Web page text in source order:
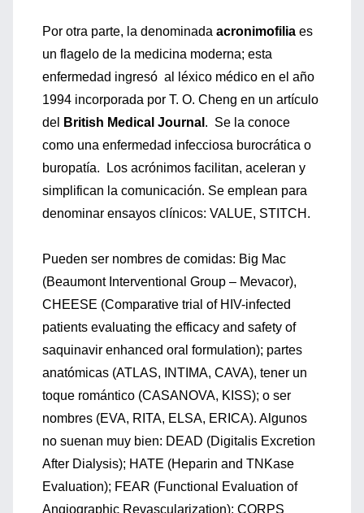
Por otra parte, la denominada acronimofilia es
un flagelo de la medicina moderna; esta
enfermedad ingresó al léxico médico en el año
1994 incorporada por T. O. Cheng en un artículo
del
British Medical Journal . Se la conoce
como una enfermedad infecciosa burocrática o
buropatía. Los acrónimos facilitan, aceleran y
simplifican la comunicación. Se emplean para
denominar ensayos clínicos: VALUE, STITCH.
Pueden ser nombres de comidas: Big Mac
(Beaumont Interventional Group – Mevacor),
CHEESE (Comparative trial of HIV-infected
patients evaluating the efficacy and safety of
saquinavir enhanced oral formulation); partes
anatómicas (ATLAS, INTIMA, CAVA), tener un
toque romántico (CASANOVA, KISS); o ser
nombres (EVA, RITA, ELSA, ERICA). Algunos
no suenan muy bien: DEAD (Digitalis Excretion
After Dialysis); HATE (Heparin and TNKase
Evaluation); FEAR (Functional Evaluation of
Angiographic Revascularization); CORPS